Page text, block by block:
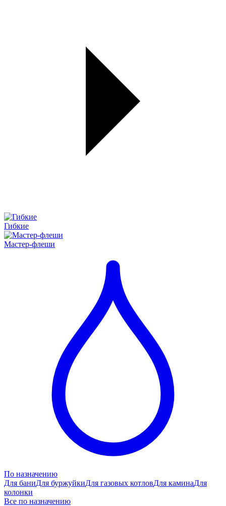
Гибкие
Мастер-флеши
По назначению
Для баниДля буржуйкиДля газовых котловДля каминаДля
колонки
Все по назначению